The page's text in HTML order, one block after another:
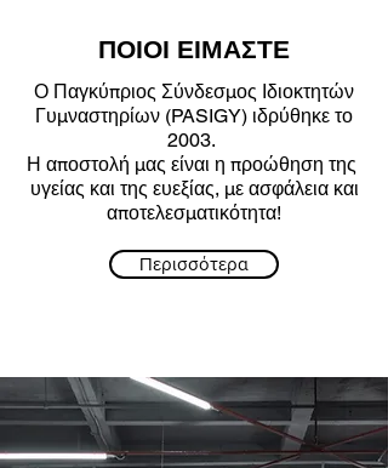
ΠΟΙΟΙ ΕΙΜΑΣΤΕ
Ο Παγκύπριος Σύνδεσμος Ιδιοκτητών
Γυμναστηρίων (PASIGY) ιδρύθηκε το
2003.
Η αποστολή μας είναι η προώθηση της
υγείας και της ευεξίας, με ασφάλεια και
αποτελεσματικότητα!
Περισσότερα